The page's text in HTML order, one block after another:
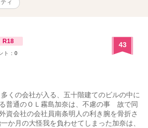
ィ
R18
ト： 0
43
くの会社が入る、五十階建てのビルの中に
普通のＯＬ霧島加奈は、不慮の事 故で同
資会社の会社員南条明人の利き腕を骨折さ
月の大怪我を負わせてしまった加奈は、